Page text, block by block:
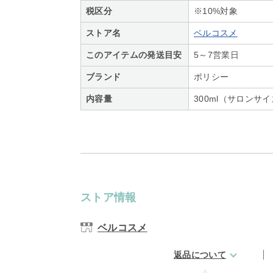
税区分 ※10%対象
ストア名 ベルコスメ
このアイテムの発送目安 5～7営業日
ブランド ポリシー
内容量 300ml（サロンサイ
ストア情報
ベルコスメ
返品について